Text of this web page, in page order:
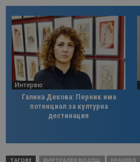
Интервю
Галина Декова: Перник има
потенциал за културна
дестинация
ТАГОВЕ ВИРТУАЛЕН ВОДЕЩ КРАНЕВО